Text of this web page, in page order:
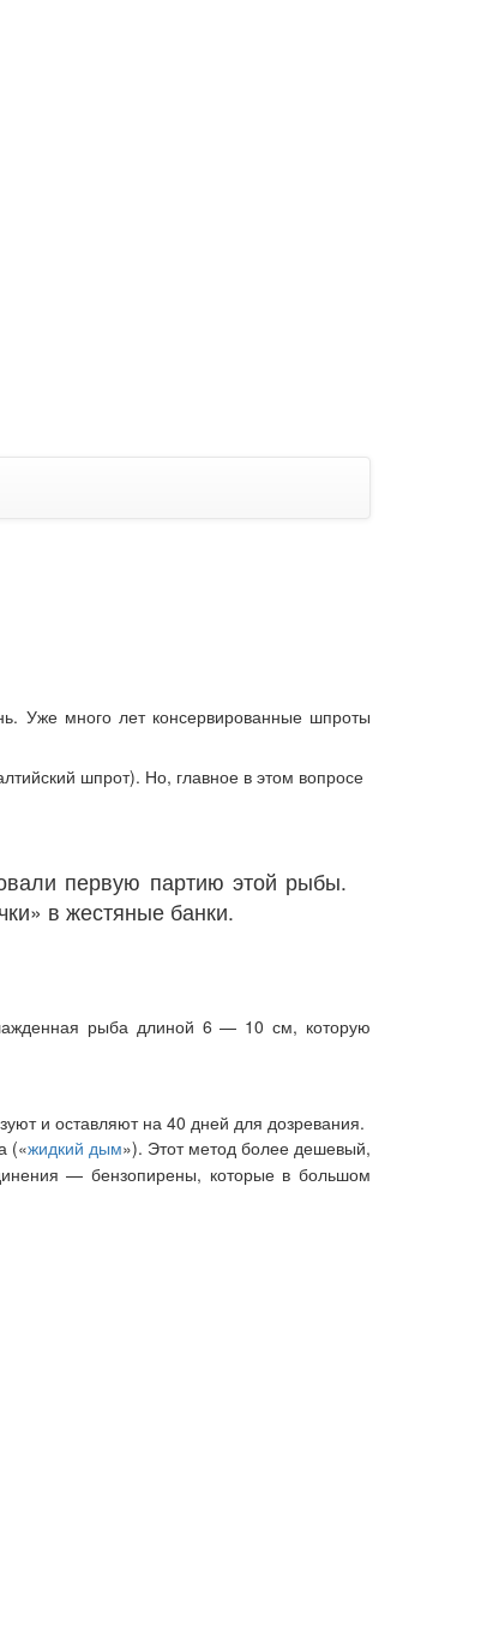
Уже много лет консервированные шпроты
шпрот). Но, главное в этом вопросе
первую партию этой рыбы.
в жестяные банки.
рыба длиной 6 — 10 см, которую
и оставляют на 40 дней для дозревания.
(«жидкий дым»). Этот метод более дешевый,
— бензопирены, которые в большом